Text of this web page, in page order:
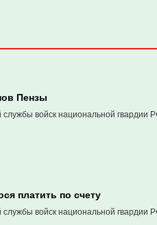
Пензы
войск национальной гвардии
платить по счету
войск национальной гвардии